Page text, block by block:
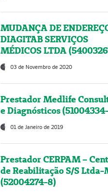
MUDANÇA DE
DIAGITAB SERVIÇOS
MÉDICOS LTDA
03 de Novembro de 2020
Prestador Medlife
e Diagnósticos
01 de Janeiro de 2019
Prestador CERPAM –
de Reabilitação S/S Ltda-
(52004274-8)